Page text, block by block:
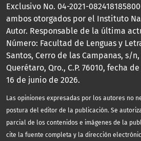
Exclusivo No. 04-2021-
ambos otorgados por el Instituto
Autor. Responsable de la última
Número: Facultad de Lenguas y
Santos, Cerro de las Campanas, s/n,
Querétaro, Qro., C.P. 76010, fecha
16 de junio de 2026.
Las opiniones expresadas por los autores no
postura del editor de la publicación. Se
parcial de los contenidos e imágenes de la
cite la fuente completa y la dirección